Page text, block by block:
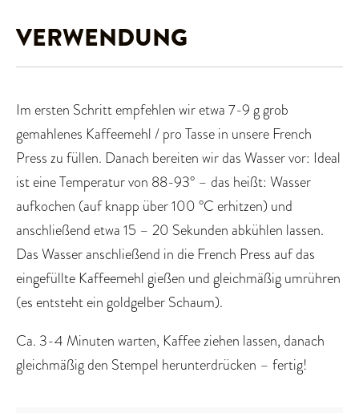
VERWENDUNG
Im ersten Schritt empfehlen wir etwa 7-9 g grob
gemahlenes Kaffeemehl / pro Tasse in unsere French
Press zu füllen. Danach bereiten wir das Wasser vor: Ideal
ist eine Temperatur von 88-93° – das heißt: Wasser
aufkochen (auf knapp über 100 °C erhitzen) und
anschließend etwa 15 – 20 Sekunden abkühlen lassen.
Das Wasser anschließend in die French Press auf das
eingefüllte Kaffeemehl gießen und gleichmäßig umrühren
(es entsteht ein goldgelber Schaum).
Ca. 3-4 Minuten warten, Kaffee ziehen lassen, danach
gleichmäßig den Stempel herunterdrücken – fertig!